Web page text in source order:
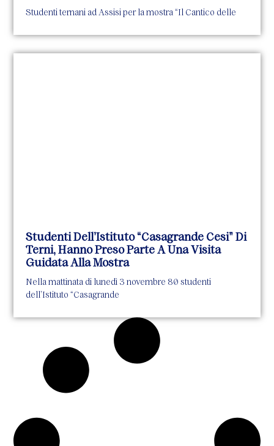
Studenti ternani ad Assisi per la mostra “Il Cantico delle
Studenti Dell’Istituto “Casagrande Cesi” Di
Terni, Hanno Preso Parte A Una Visita
Guidata Alla Mostra
Nella mattinata di lunedì 3 novembre 80 studenti
dell’Istituto “Casagrande